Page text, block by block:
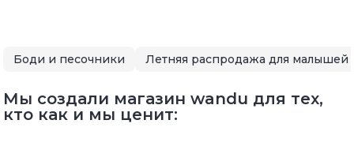
Боди и песочники
Мы создали магазин wandu для тех,
кто как и мы ценит: